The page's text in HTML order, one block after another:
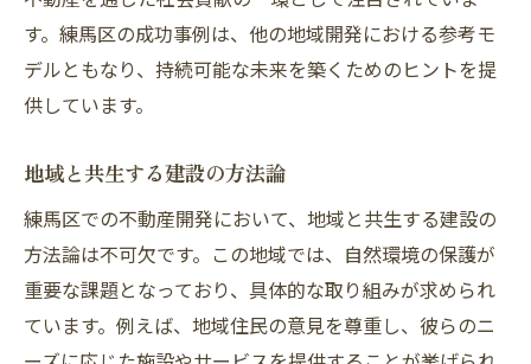
す。練馬区の成功事例は、他の地域開発における参考モ
デルともなり、持続可能な未来を築くためのヒントを提
供しています。
地域と共生する建設の方法論
練馬区での不動産開発において、地域と共生する建設の
方法論は不可欠です。この地域では、自然環境の保護が
重要な課題となっており、具体的な取り組みが求められ
ています。例えば、地域住民の意見を尊重し、彼らのニ